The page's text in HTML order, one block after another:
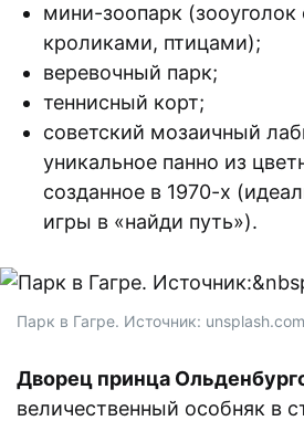
мини-зоопарк (зооуголок
кроликами, птицами);
веревочный парк;
теннисный корт;
советский мозаичный
уникальное панно из
созданное в 1970-х
игры в «найди путь»).
Парк в Гагре. Источник: unsplash.com
Дворец принца
величественный особняк в